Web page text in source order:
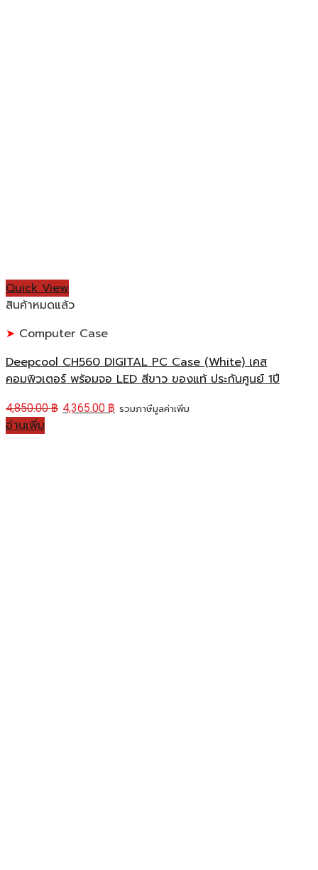
Quick View
สินค้าหมดแล้ว
Computer Case
Deepcool CH560 DIGITAL PC Case (White) เคส
คอมพิวเตอร์ พร้อมจอ LED สีขาว ของแท้ ประกันศูนย์ 1ปี
4,850.00฿ 4,365.00 ฿ รวมภาษีมูลค่าเพิ่ม
อ่านเพิ่ม